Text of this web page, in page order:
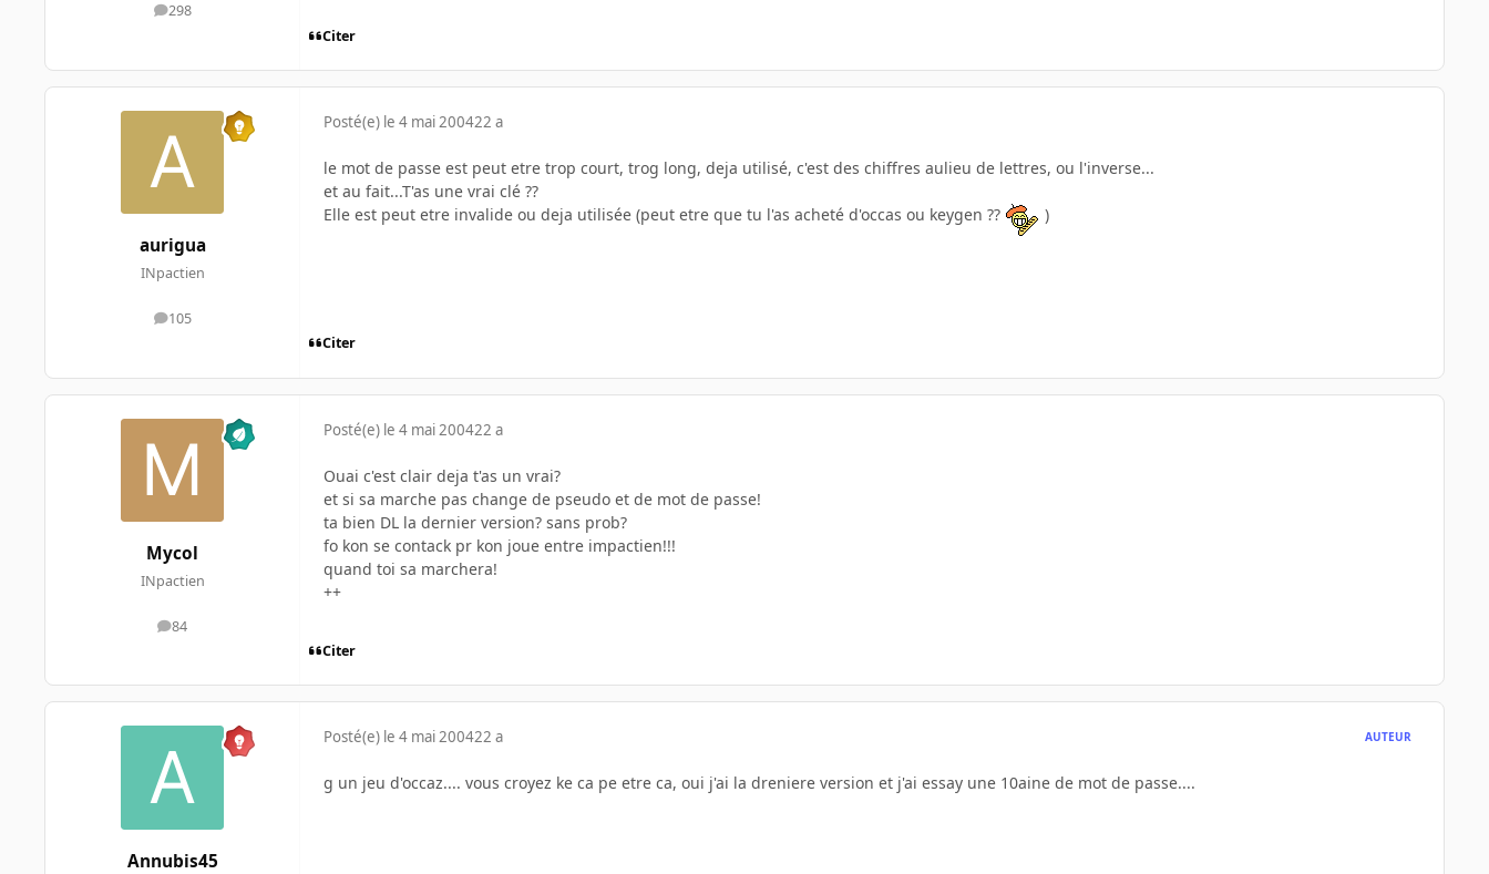
298
messages
Citer
aurigua
INpactien
105
messages
Posté(e) le 4 mai 200422 a
le mot de passe est peut etre trop court, trog long, deja utilisé, c'est des chiffres aulieu de lettres, ou l'inverse...
et au fait...T'as une vrai clé ??
Elle est peut etre invalide ou deja utilisée (peut etre que tu l'as acheté d'occas ou keygen ??
)
Citer
Mycol
INpactien
84
messages
Posté(e) le 4 mai 200422 a
Ouai c'est clair deja t'as un vrai?
et si sa marche pas change de pseudo et de mot de passe!
ta bien DL la dernier version? sans prob?
fo kon se contack pr kon joue entre impactien!!!
quand toi sa marchera!
++
Citer
Annubis45
Posté(e) le 4 mai 200422 a AUTEUR
g un jeu d'occaz.... vous croyez ke ca pe etre ca, oui j'ai la dreniere version et j'ai essay une 10aine de mot de passe....